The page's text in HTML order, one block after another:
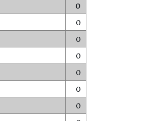
0
0
0
0
0
0
0